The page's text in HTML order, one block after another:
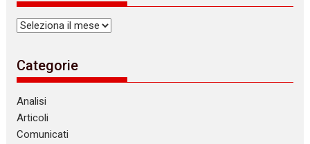
Archivi
Categorie
Analisi
Articoli
Comunicati